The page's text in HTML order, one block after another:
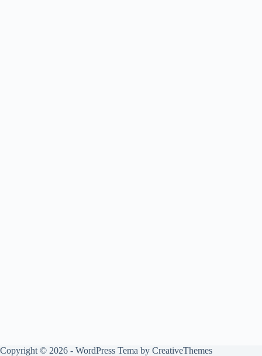
Copyright © 2026 - WordPress Tema by CreativeThemes